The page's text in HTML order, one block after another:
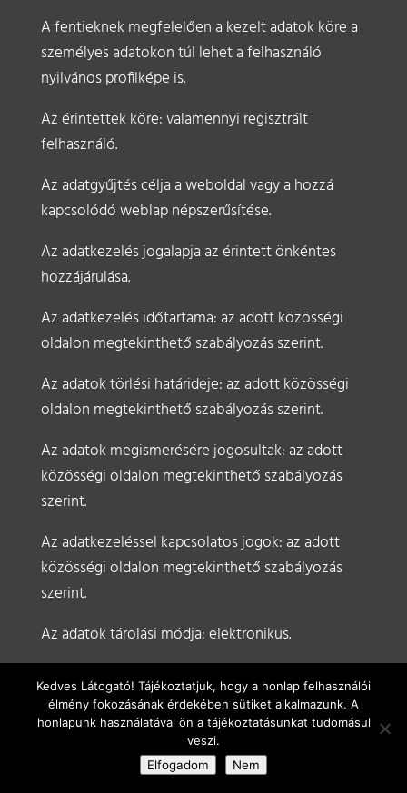
A fentieknek megfelelően a kezelt adatok köre a
személyes adatokon túl lehet a felhasználó
nyilvános profilképe is.
Az érintettek köre: valamennyi regisztrált
felhasználó.
Az adatgyűjtés célja a weboldal vagy a hozzá
kapcsolódó weblap népszerűsítése.
Az adatkezelés jogalapja az érintett önkéntes
hozzájárulása.
Az adatkezelés időtartama: az adott közösségi
oldalon megtekinthető szabályozás szerint.
Az adatok törlési határideje: az adott közösségi
oldalon megtekinthető szabályozás szerint.
Az adatok megismerésére jogosultak: az adott
közösségi oldalon megtekinthető szabályozás
szerint.
Az adatkezeléssel kapcsolatos jogok: az adott
közösségi oldalon megtekinthető szabályozás
szerint.
Az adatok tárolási módja: elektronikus.
Fontos figyelembe venni, hogy amikor a
felhasználó feltölt vagy beküld valamilyen
személyes adatot, világszerte érvényes engedélyt
ad a közösségi oldal üzemeltetőjének arra, hogy
az ilyen tartalmakat tárolhassa és felhasználhassa.
Kedves Látogató! Tájékoztatjuk, hogy a honlap felhasználói
élmény fokozásának érdekében sütiket alkalmazunk. A
honlapunk használatával ön a tájékoztatásunkat tudomásul
veszi.
Elfogadom
Nem